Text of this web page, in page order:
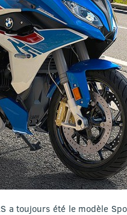
a toujours été le modèle